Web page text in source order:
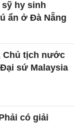
hy sinh
ẩn ở Đà Nẵng
Chủ tịch nước
sứ Malaysia
có giải